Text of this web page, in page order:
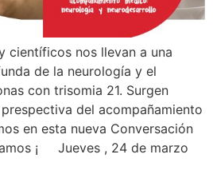
científicos nos llevan a una
de la neurología y el
con trisomia 21. Surgen
del acompañamiento
en esta nueva Conversación
¡ Jueves , 24 de marzo